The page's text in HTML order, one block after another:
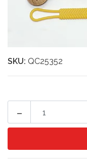
SKU: QC25352
-